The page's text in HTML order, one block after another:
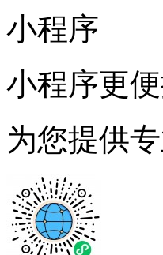
小程序
小程序更
为您提供